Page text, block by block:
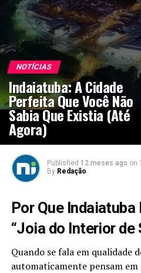
NOTÍCIAS
Indaiatuba: A Cidade
Perfeita Que Você Não
Sabia Que Existia (Até
Agora)
Published 12 meses ago on
By Redação
Por Que Indaiatuba
“Joia do Interior de
Quando se fala em qualidade
automaticamente pensam